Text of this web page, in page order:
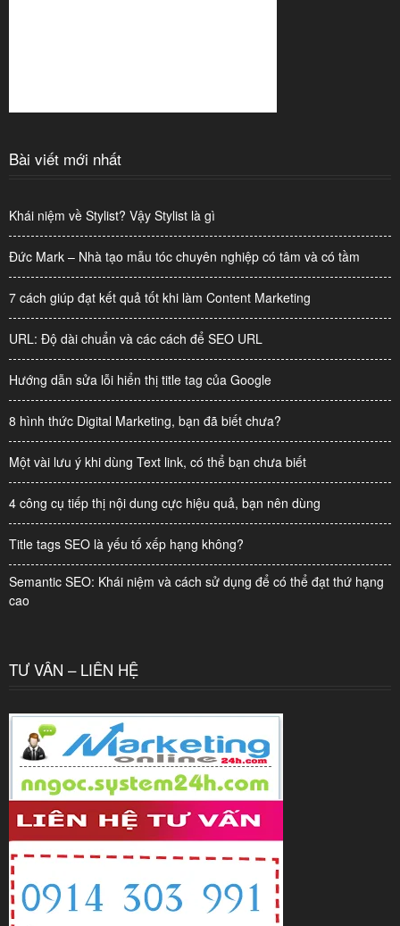
Bài viết mới nhất
Khái niệm về Stylist? Vậy Stylist là gì
Đức Mark – Nhà tạo mẫu tóc chuyên nghiệp có tâm và có tầm
7 cách giúp đạt kết quả tốt khi làm Content Marketing
URL: Độ dài chuẩn và các cách để SEO URL
Hướng dẫn sửa lỗi hiển thị title tag của Google
8 hình thức Digital Marketing, bạn đã biết chưa?
Một vài lưu ý khi dùng Text link, có thể bạn chưa biết
4 công cụ tiếp thị nội dung cực hiệu quả, bạn nên dùng
Title tags SEO là yếu tố xếp hạng không?
Semantic SEO: Khái niệm và cách sử dụng để có thể đạt thứ hạng
cao
TƯ VẤN – LIÊN HỆ